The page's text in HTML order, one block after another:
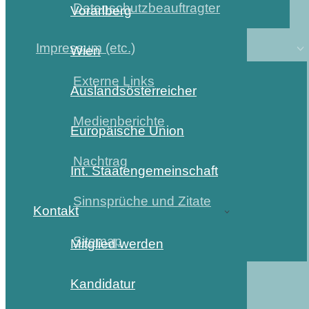
Datenschutzbeauftragter
Impressum (etc.)
Externe Links
Medienberichte
Nachtrag
Sinnsprüche und Zitate
Sitemap
Vorarlberg
Wien
Auslandsösterreicher
Europäische Union
Int. Staatengemeinschaft
Kontakt
Mitglied werden
Kandidatur